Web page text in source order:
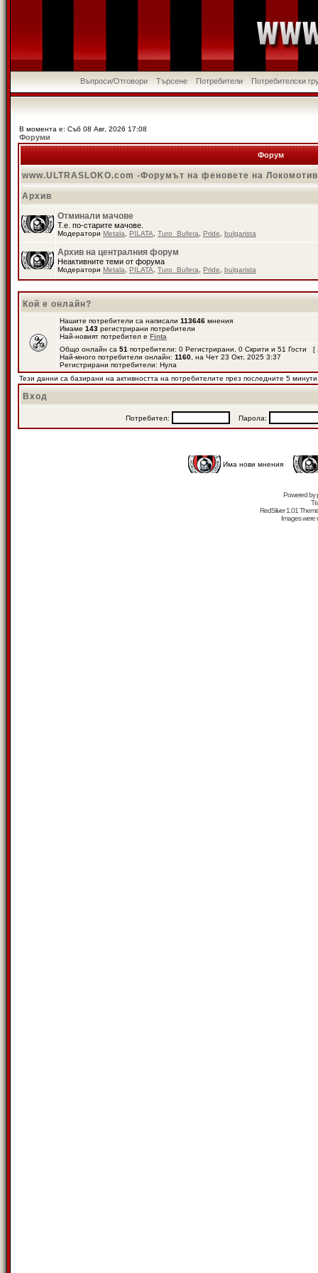
Въпроси/Отговори Търсене Потребители Потребителски
В момента е: Съб 08 Авг, 2026 17:08
Форуми
Форум
www.ULTRASLOKO.com -Форумът на феновете на
Архив
Отминали мачове
Т.е. по-старите мачове.
Модератори Metala PILATA Turo_Bufera Pride bulgarista
Архив на централния форум
Неактивните теми от форума
Модератори Metala PILATA Turo_Bufera Pride bulgarista
Кой е онлайн?
Нашите потребители са написали 113646 мнения
Имаме 143 регистрирани потребители
Най-новият потребител е Finta
Общо онлайн са 51 потребители: 0 Регистрирани, 0 Скрити и 51 Гости [
Най-много потребители онлайн: 1160 , на Чет 23 Окт, 2025 3:37
Регистрирани потребители: Нула
Тези данни са базирани на активността на потребителите през последните 5 минути
Вход
Потребител: Парола:
Има нови мнения
Powered by
RedSilver 1.01
Images were